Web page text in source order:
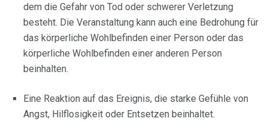
dem die Gefahr von Tod oder schwerer Verletzung
besteht. Die Veranstaltung kann auch eine Bedrohung für
das körperliche Wohlbefinden einer Person oder das
körperliche Wohlbefinden einer anderen Person
beinhalten.
Eine Reaktion auf das Ereignis, die starke Gefühle von
Angst, Hilflosigkeit oder Entsetzen beinhaltet.